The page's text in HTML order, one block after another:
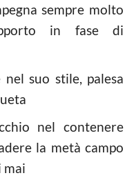
sempre molto
in fase di
suo stile, palesa
nel contenere
la metà campo
mai